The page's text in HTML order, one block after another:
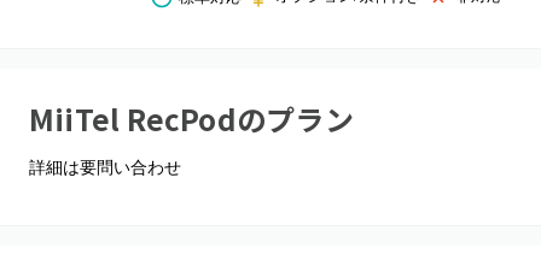
MiiTel RecPodのプラン
詳細は要問い合わせ